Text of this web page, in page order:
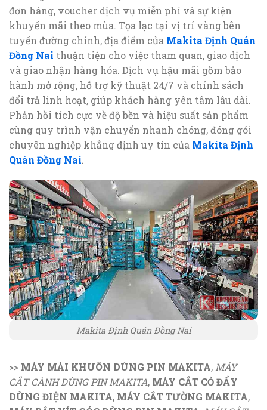
đơn hàng, voucher dịch vụ miễn phí và sự kiện
khuyến mãi theo mùa. Tọa lạc tại vị trí vàng bên
tuyến đường chính, địa điểm của Makita Định Quán
Đồng Nai thuận tiện cho việc tham quan, giao dịch
và giao nhận hàng hóa. Dịch vụ hậu mãi gồm bảo
hành mở rộng, hỗ trợ kỹ thuật 24/7 và chính sách
đổi trả linh hoạt, giúp khách hàng yên tâm lâu dài.
Phản hồi tích cực về độ bền và hiệu suất sản phẩm
cùng quy trình vận chuyển nhanh chóng, đóng gói
chuyên nghiệp khẳng định uy tín của Makita Định
Quán Đồng Nai.
Makita Định Quán Đồng Nai
>> MÁY MÀI KHUÔN DÙNG PIN MAKITA, MÁY
CẮT CÀNH DÙNG PIN MAKITA, MÁY CẮT CỎ ĐẨY
DÙNG ĐIỆN MAKITA, MÁY CẮT TƯỜNG MAKITA,